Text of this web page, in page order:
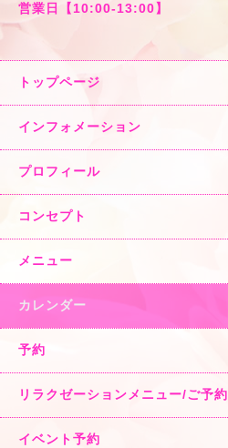
営業日【10:00-13:00】
トップページ
インフォメーション
プロフィール
コンセプト
メニュー
カレンダー
予約
リラクゼーションメニュー/ご予約
イベント予約